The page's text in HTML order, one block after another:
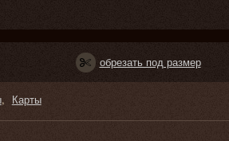
обрезать под размер
Карты